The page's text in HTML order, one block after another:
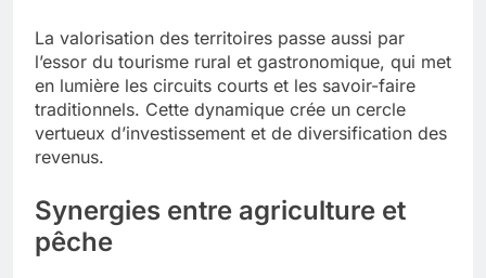
La valorisation des territoires passe aussi par
l’essor du tourisme rural et gastronomique, qui met
en lumière les circuits courts et les savoir-faire
traditionnels. Cette dynamique crée un cercle
vertueux d’investissement et de diversification des
revenus.
Synergies entre agriculture et
pêche